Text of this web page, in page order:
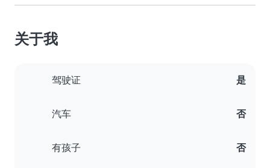
关于我
驾驶证 是
汽车 否
有孩子 否